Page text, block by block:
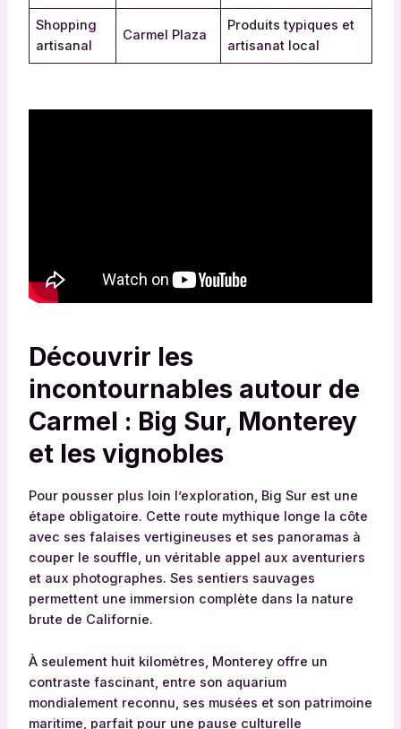
Shopping
artisanal
Carmel Plaza
Produits typiques et
artisanat local
Découvrir les
incontournables autour de
Carmel : Big Sur, Monterey
et les vignobles
Pour pousser plus loin l’exploration, Big Sur est une
étape obligatoire. Cette route mythique longe la côte
avec ses falaises vertigineuses et ses panoramas à
couper le souffle, un véritable appel aux aventuriers
et aux photographes. Ses sentiers sauvages
permettent une immersion complète dans la nature
brute de Californie.
À seulement huit kilomètres, Monterey offre un
contraste fascinant, entre son aquarium
mondialement reconnu, ses musées et son patrimoine
maritime, parfait pour une pause culturelle